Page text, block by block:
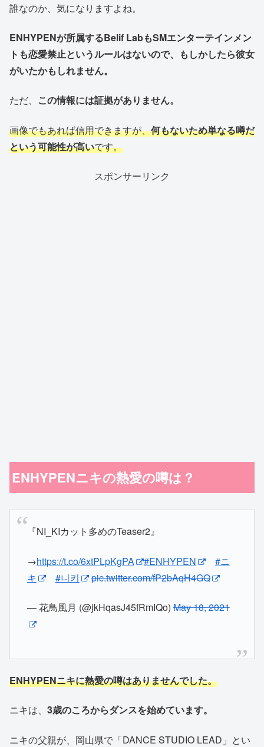
誰なのか、気になりますよね。
ENHYPENが所属するBelif LabもSMエンターテインメン
トも恋愛禁止というルールはないので、もしかしたら彼女
がいたかもしれません。
ただ、 この情報には証拠がありません。
画像でもあれば信用できますが、何もないため単なる噂だ
という可能性が高いです。
スポンサーリンク
ENHYPENニキの熱愛の噂は？
『NI_KIカット多めのTeaser2』
→https://t.co/6xtPLpKgPA #ENHYPEN
#ニ
キ
#니키 pic.twitter.com/fP2bAqH4GQ
— 花鳥風月 (@jkHqasJ45fRmIQo)May 18, 2021
ENHYPENニキに熱愛の噂はありませんでした。
ニキは、 3歳のころからダンスを始めています。
ニキの父親が、岡山県で「DANCE STUDIO LEAD」とい